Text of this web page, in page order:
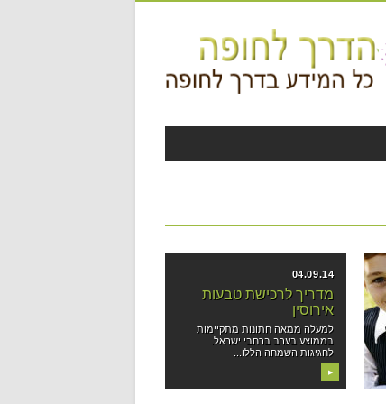
04.09.14
מדריך לרכישת טבעות
אירוסין
למעלה ממאה חתונות מתקיימות
בממוצע בערב ברחבי ישראל.
לחגיגות השמחה הללו...
▶